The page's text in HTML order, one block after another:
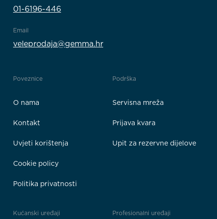
01-6196-446
Email
veleprodaja@gemma.hr
Poveznice
O nama
Kontakt
Uvjeti korištenja
Cookie policy
Politika privatnosti
Podrška
Servisna mreža
Prijava kvara
Upit za rezervne dijelove
Kućanski uređaji Profesionalni uređaji